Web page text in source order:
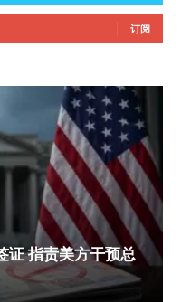
订阅
证 指责美方干预总